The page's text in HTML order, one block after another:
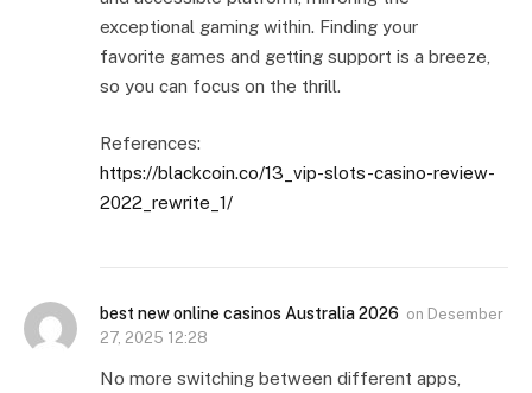
exceptional gaming within. Finding your
favorite games and getting support is a breeze,
so you can focus on the thrill.
References:
https://blackcoin.co/13_vip-slots-casino-review-
2022_rewrite_1/
best new online casinos Australia 2026 on Desember
27, 2025 12:28
No more switching between different apps,